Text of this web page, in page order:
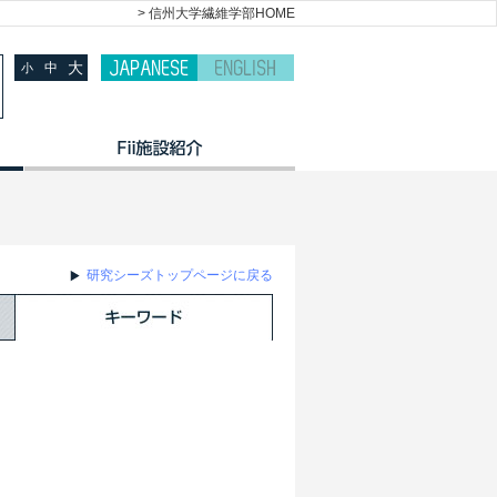
> 信州大学繊維学部HOME
小 中 大
研究シーズトップページに戻る